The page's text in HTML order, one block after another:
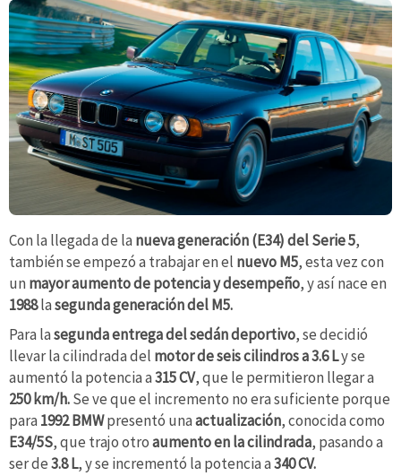
Con la llegada de la nueva generación (E34) del Serie 5,
también se empezó a trabajar en el nuevo M5, esta vez con
un mayor aumento de potencia y desempeño, y así nace en
1988lasegunda generación del M5.
Para lasegunda entrega del sedándeportivo, se decidió
llevar la cilindrada del motor de seis cilindros a 3.6 Ly se
aumentó la potencia a315 CV, que le permitieron llegar a
250 km/h.Se ve que el incremento no era suficiente porque
para 1992BMWpresentó unaactualización, conocida como
E34/5S, que trajo otroaumento en la cilindrada, pasando a
ser de3.8 L, y se incrementó la potencia a340 CV.